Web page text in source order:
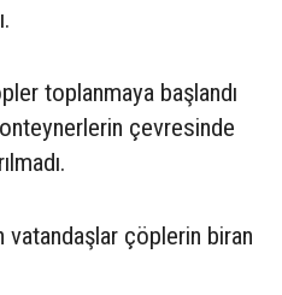
toplanmaya başlandı
çevresinde
çöplerin biran